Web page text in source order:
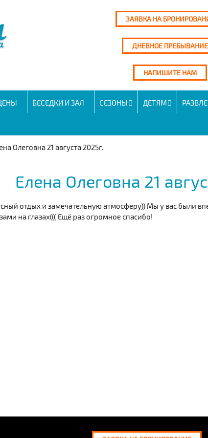
ЗАЯВКА НА
ДНЕВНОЕ ПРЕБЫВАНИЕ
НАПИШИТЕ НАМ
БЕСЕДКИ И ЗАЛ СЕЗОНЫ ДЕТЯМ
Олеговна 21 августа 2025г.
Елена Олеговна 21
отдых и замечательную атмосферу)) Мы у вас были
на глазах((( Ещё раз огромное спасибо!